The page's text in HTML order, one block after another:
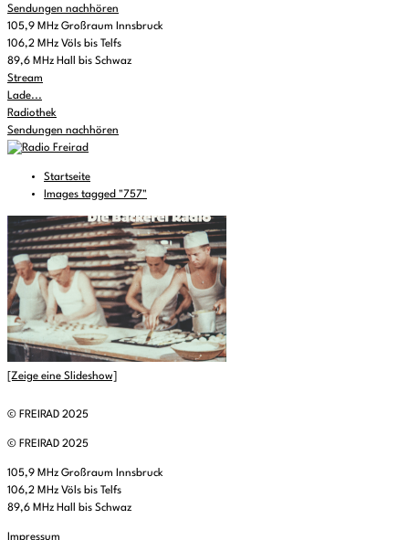
Sendungen nachhören
105,9 MHz Großraum Innsbruck
106,2 MHz Völs bis Telfs
89,6 MHz Hall bis Schwaz
Stream
Lade...
Radiothek
Sendungen nachhören
Startseite
Images tagged "757"
[Zeige eine Slideshow]
© FREIRAD 2025
© FREIRAD 2025
105,9 MHz Großraum Innsbruck
106,2 MHz Völs bis Telfs
89,6 MHz Hall bis Schwaz
Impressum